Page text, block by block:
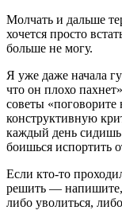
Молчать и дальше
хочется просто
больше не могу.
Я уже даже начала
что он плохо
советы «поговорите
конструктивную
каждый день сидишь
боишься испортить
Если кто-то
решить — напишите,
либо уволиться,